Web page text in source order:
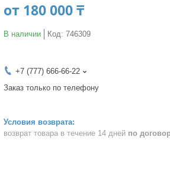
от 180 000 ₸
В наличии Код: 746309
+7 (777) 666-66-22
Заказ только по телефону
возврат товара в течение 14 дней по